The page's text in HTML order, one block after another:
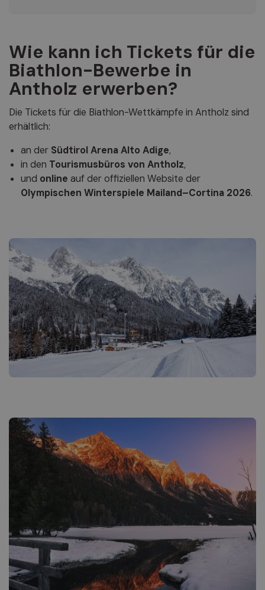
Wie kann ich Tickets für die
Biathlon-Bewerbe in
Antholz erwerben?
Die Tickets für die Biathlon-Wettkämpfe in Antholz sind
erhältlich:
an der Südtirol Arena Alto Adige,
in den Tourismusbüros von Antholz,
und online auf der offiziellen Website der
Olympischen Winterspiele Mailand–Cortina 2026.